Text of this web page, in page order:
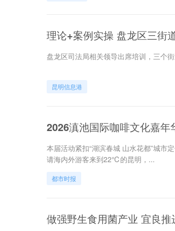
理论+案例实操 盘龙区三街
盘龙区司法局相关领导出席培训，三个
昆明信息港
2026滇池国际咖啡文化嘉
本届活动紧扣“湖滨春城 山水花都”城市
请海内外游客来到22℃的昆明，...
都市时报
做强野生食用菌产业 宜良